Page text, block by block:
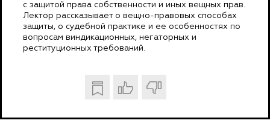
с защитой права собственности и иных вещных прав.
Лектор рассказывает о вещно-правовых способах
защиты, о судебной практике и ее особенностях по
вопросам виндикационных, негаторных и
реституционных требований.